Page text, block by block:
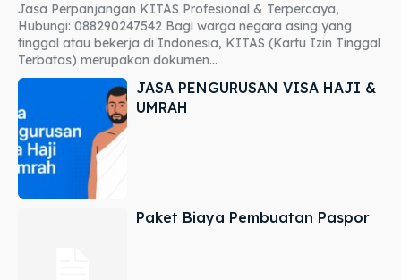
Jasa Perpanjangan KITAS Profesional & Terpercaya,
Hubungi: 088290247542 Bagi warga negara asing yang
tinggal atau bekerja di Indonesia, KITAS (Kartu Izin Tinggal
Terbatas) merupakan dokumen...
JASA PENGURUSAN VISA HAJI &
UMRAH
Paket Biaya Pembuatan Paspor